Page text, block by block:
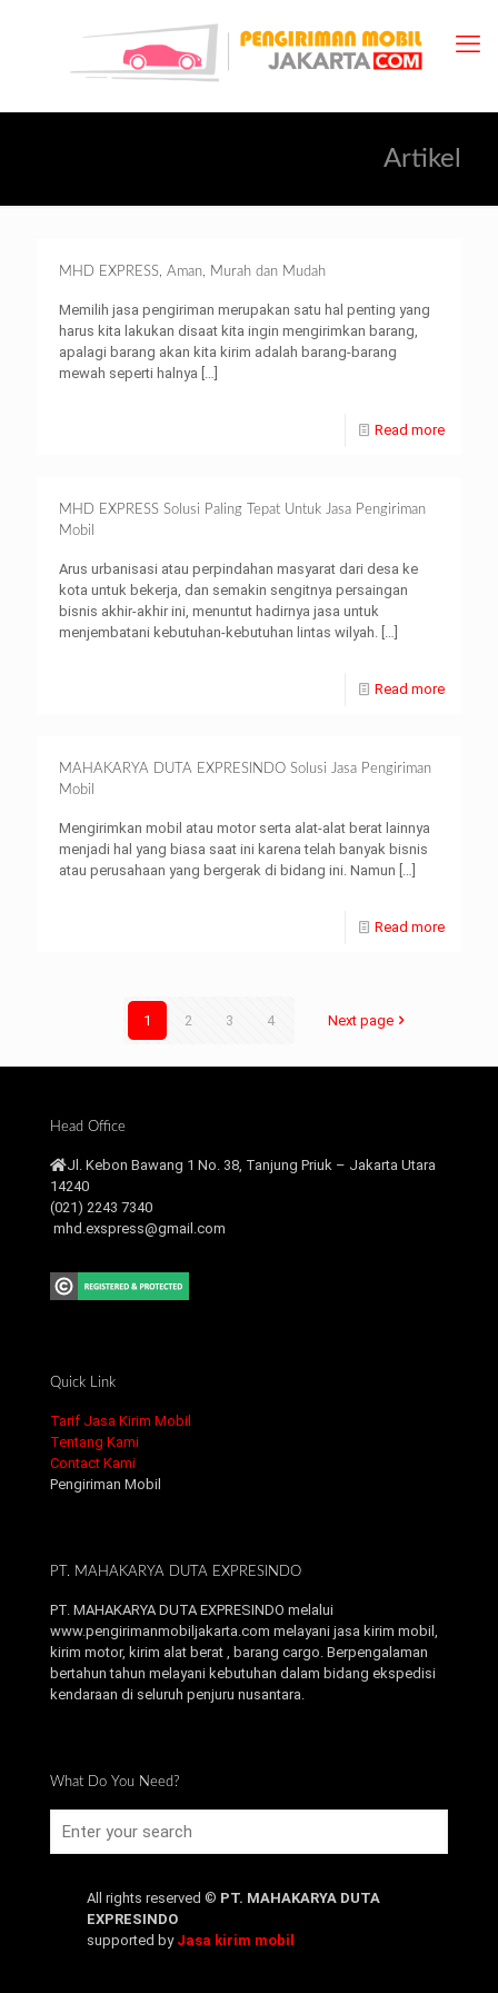
Artikel
MHD EXPRESS, Aman, Murah dan Mudah
Memilih jasa pengiriman merupakan satu hal penting yang
harus kita lakukan disaat kita ingin mengirimkan barang,
apalagi barang akan kita kirim adalah barang-barang
mewah seperti halnya […]
Read more
MHD EXPRESS Solusi Paling Tepat Untuk Jasa Pengiriman
Mobil
Arus urbanisasi atau perpindahan masyarat dari desa ke
kota untuk bekerja, dan semakin sengitnya persaingan
bisnis akhir-akhir ini, menuntut hadirnya jasa untuk
menjembatani kebutuhan-kebutuhan lintas wilyah. […]
Read more
MAHAKARYA DUTA EXPRESINDO Solusi Jasa Pengiriman
Mobil
Mengirimkan mobil atau motor serta alat-alat berat lainnya
menjadi hal yang biasa saat ini karena telah banyak bisnis
atau perusahaan yang bergerak di bidang ini. Namun […]
Read more
1 2 3 4 Next page
Head Office
Jl. Kebon Bawang 1 No. 38, Tanjung Priuk – Jakarta Utara
14240
(021) 2243 7340
mhd.exspress@gmail.com
Quick Link
Tarif Jasa Kirim Mobil
Tentang Kami
Contact Kami
Pengiriman Mobil
PT. MAHAKARYA DUTA EXPRESINDO
PT. MAHAKARYA DUTA EXPRESINDO melalui
www.pengirimanmobiljakarta.com melayani jasa kirim mobil,
kirim motor, kirim alat berat , barang cargo. Berpengalaman
bertahun tahun melayani kebutuhan dalam bidang ekspedisi
kendaraan di seluruh penjuru nusantara.
What Do You Need?
All rights reserved © PT. MAHAKARYA DUTA
EXPRESINDO
supported by Jasa kirim mobil